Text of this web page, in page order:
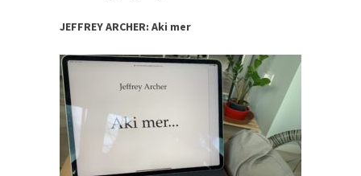
JEFFREY ARCHER: Aki mer